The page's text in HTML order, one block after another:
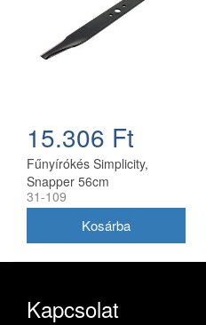
15.306 Ft
Fűnyírókés Simplicity,
Snapper 56cm
(1716695ASM)
31-109
Kapcsolat